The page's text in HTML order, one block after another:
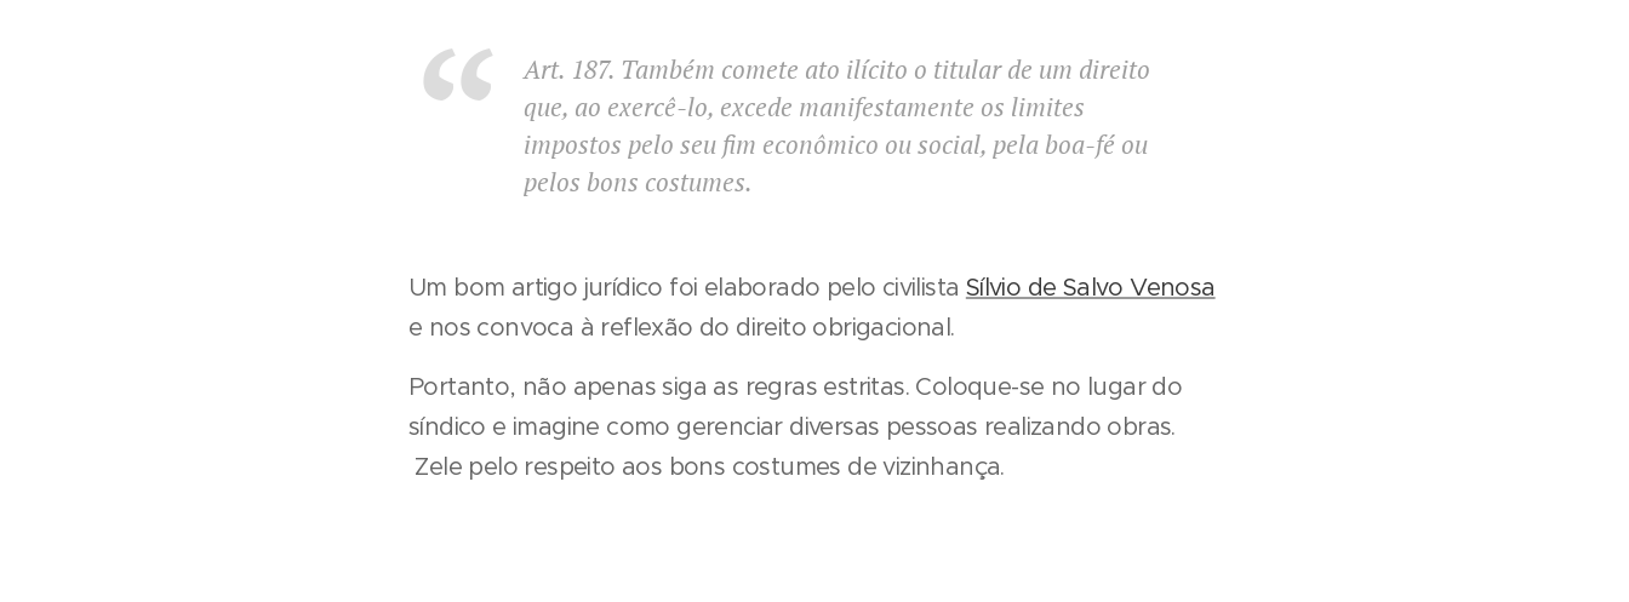
Art. 187. Também comete ato ilícito o titular de um direito
que, ao exercê-lo, excede manifestamente os limites
impostos pelo seu fim econômico ou social, pela boa-fé ou
pelos bons costumes.
Um bom artigo jurídico foi elaborado pelo civilista Sílvio de Salvo Venosa
e nos convoca à reflexão do direito obrigacional.
Portanto, não apenas siga as regras estritas. Coloque-se no lugar do
síndico e imagine como gerenciar diversas pessoas realizando obras.
Zele pelo respeito aos bons costumes de vizinhança.